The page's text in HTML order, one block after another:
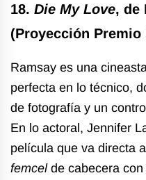
18. Die My Love, de
(Proyección Premio
Ramsay es una
perfecta en lo técnico,
de fotografía y un
En lo actoral, Jennifer
película que va directa
femcelde cabecera con